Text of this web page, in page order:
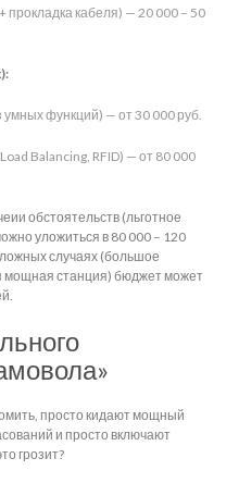
прокладка кабеля) — 20 000 – 50
функций) — от 30 000 руб.
Balancing, RFID) — от 80 000
обстоятельств (льготное
уложиться в 80 000 – 120
случаях (большое
мощная станция) бюджет может
просто кидают мощный
и просто включают
грозит?